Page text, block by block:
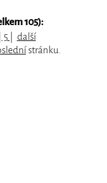
105):
5
další
stránku.